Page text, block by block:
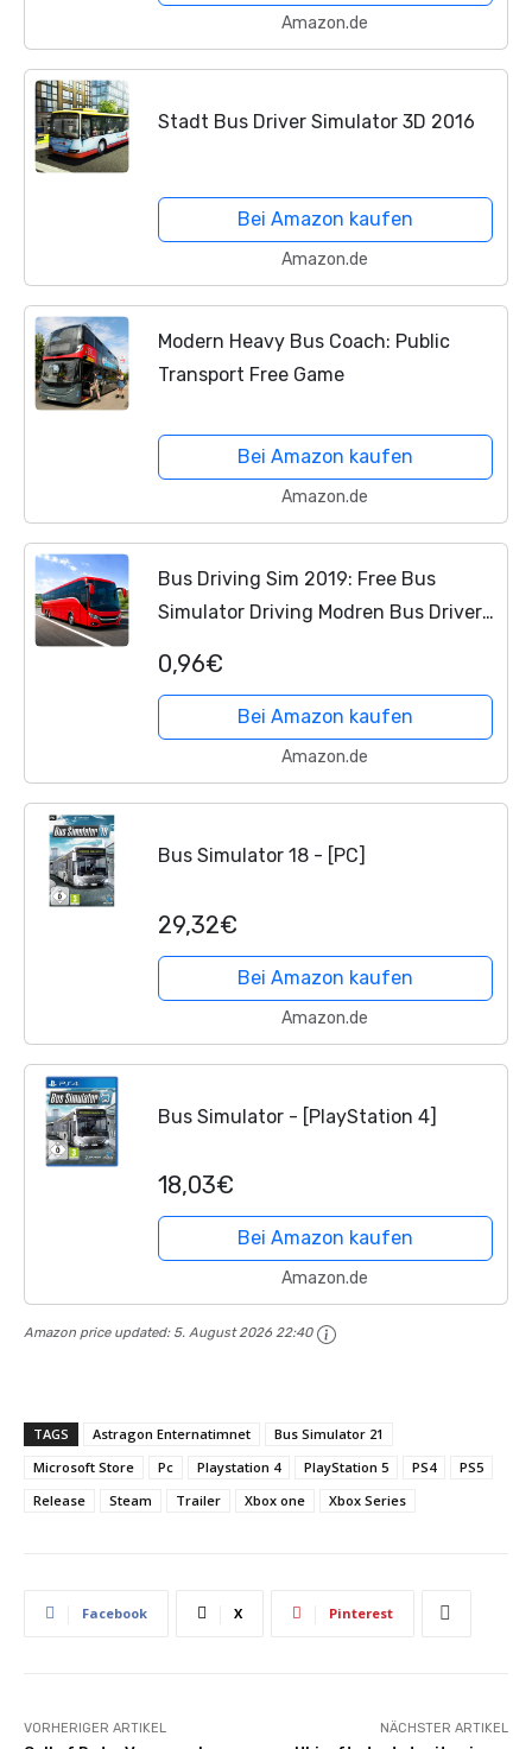
Amazon.de
Stadt Bus Driver Simulator 3D 2016
Bei Amazon kaufen
Amazon.de
Modern Heavy Bus Coach: Public
Transport Free Game
Bei Amazon kaufen
Amazon.de
Bus Driving Sim 2019: Free Bus
Simulator Driving Modren Bus Driver
Games
0,96€
Bei Amazon kaufen
Amazon.de
Bus Simulator 18 - [PC]
29,32€
Bei Amazon kaufen
Amazon.de
Bus Simulator - [PlayStation 4]
18,03€
Bei Amazon kaufen
Amazon.de
Amazon price updated: 5. August 2026 22:40
TAGS Astragon Enternatimnet
Bus Simulator 21
Microsoft Store
Pc Playstation 4 PlayStation 5 PS4
PS5
Release
Steam Trailer Xbox one Xbox Series
Facebook X Pinterest
VORHERIGER ARTIKEL NÄCHSTER ARTIKEL